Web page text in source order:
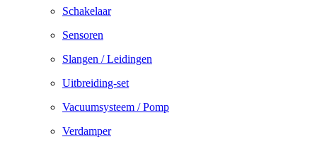
Schakelaar
Sensoren
Slangen / Leidingen
Uitbreiding-set
Vacuumsysteem / Pomp
Verdamper